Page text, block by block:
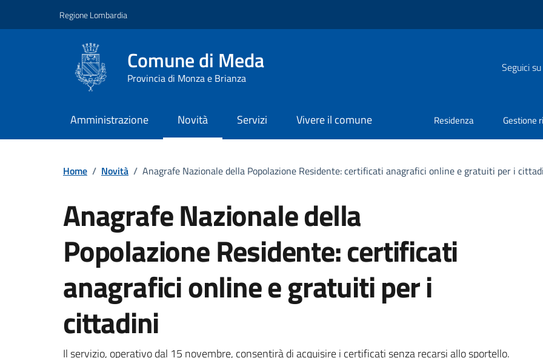
Regione Lombardia
Comune di Meda
Provincia di Monza e Brianza
Seguici su
Amministrazione Novità Servizi Vivere il comune Residenza Gestione
Home / Novità / Anagrafe Nazionale della Popolazione Residente: certificati anagrafici online e gratuiti per i
Anagrafe Nazionale della
Popolazione Residente: certificati
anagrafici online e gratuiti per i
cittadini
Il servizio, operativo dal 15 novembre, consentirà di acquisire i certificati senza recarsi allo sportello.